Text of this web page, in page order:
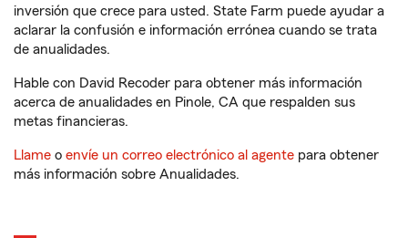
inversión que crece para usted. State Farm puede ayudar a
aclarar la confusión e información errónea cuando se trata
de anualidades.
Hable con David Recoder para obtener más información
acerca de anualidades en Pinole, CA que respalden sus
metas financieras.
Llame o envíe un correo electrónico al agente para obtener
más información sobre Anualidades.